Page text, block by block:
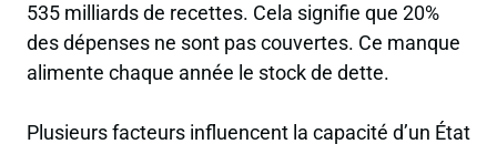
535 milliards de recettes. Cela signifie que 20%
des dépenses ne sont pas couvertes. Ce manque
alimente chaque année le stock de dette.
Plusieurs facteurs influencent la capacité d’un État